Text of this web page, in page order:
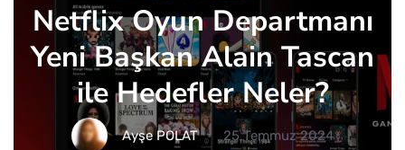
Netflix Oyun Departmanı
Yeni Başkan Alain Tascan
ile Hedefler Neler?
Ayşe POLAT
25 Temmuz 2024